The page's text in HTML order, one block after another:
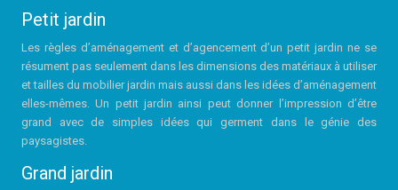
Petit jardin
Les règles d’aménagement et d’agencement d’un petit jardin ne se
résument pas seulement dans les dimensions des matériaux à utiliser
et tailles du mobilier jardin mais aussi dans les idées d’aménagement
elles-mêmes. Un petit jardin ainsi peut donner l’impression d’être
grand avec de simples idées qui germent dans le génie des
paysagistes.
Grand jardin